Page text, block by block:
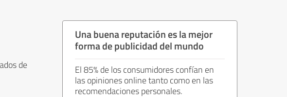
de
Una buena reputación es la mejor
forma de publicidad del mundo
El 85% de los consumidores confían en
las opiniones online tanto como en las
recomendaciones personales.